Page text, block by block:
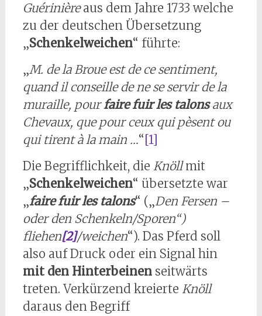
Guérinièreaus dem Jahre 1733 welche
zu der deutschen Übersetzung
„Schenkelweichen“ führte:
„M. de la Broue est de ce sentiment,
quand il conseille de ne se servir de la
muraille, pourfaire fuir les talonsaux
Chevaux, que pour ceux qui pèsent ou
qui tirent à la main …“[1]
Die Begrifflichkeit, die Knöllmit
„Schenkelweichen“ übersetzte war
„faire fuir les talons“ („Den Fersen –
oder den Schenkeln/Sporen“)
fliehen[2]/weichen“). Das Pferd soll
also auf Druck oder ein Signal hin
mit den Hinterbeinenseitwärts
treten. Verkürzend kreierte Knöll
daraus den Begriff